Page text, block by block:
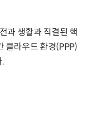
과 생활과 직결된 핵
클라우드 환경(PPP)